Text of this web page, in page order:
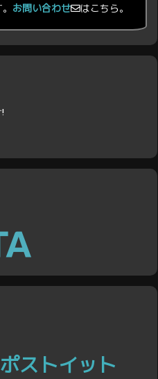
お問い合わせ はこちら。
ストイット